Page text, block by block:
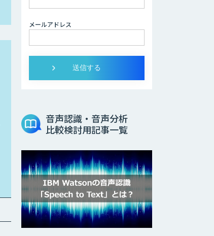
メールアドレス
音声認識・音声分析
比較検討用記事一覧